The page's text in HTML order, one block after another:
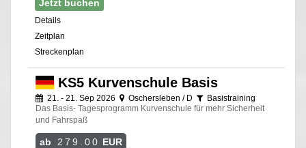
Jetzt buchen
Details
Zeitplan
Streckenplan
KS5 Kurvenschule Basis
21. - 21. Sep 2026 Oschersleben / D
Basistraining
Das Basis- Tagesprogramm Kurvenschule für mehr Sicherheit
und Fahrspaß
ab 279.00 EUR